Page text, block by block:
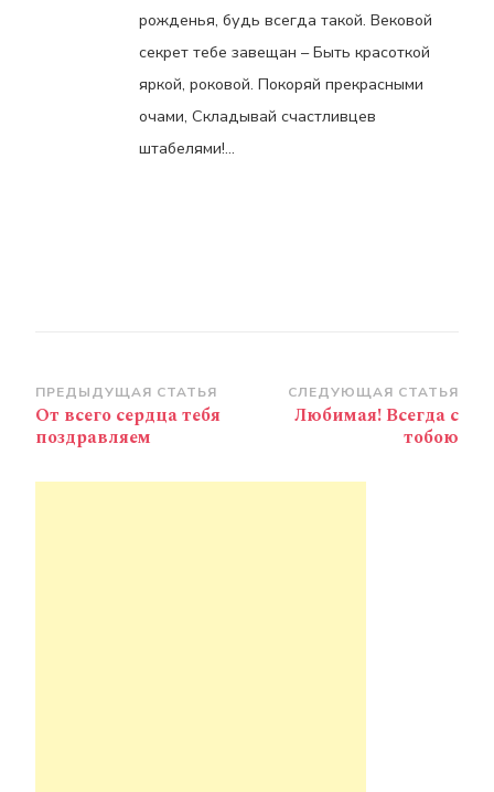
рожденья, будь всегда такой. Вековой
секрет тебе завещан – Быть красоткой
яркой, роковой. Покоряй прекрасными
очами, Складывай счастливцев
штабелями!...
Навигация
по
записям
ПРЕДЫДУЩАЯ СТАТЬЯ
От всего сердца тебя
поздравляем
СЛЕДУЮЩАЯ СТАТЬЯ
Любимая! Всегда с
тобою